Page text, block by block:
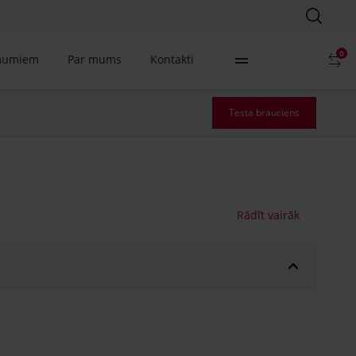
0
Par mums Kontakti
Testa brauciens